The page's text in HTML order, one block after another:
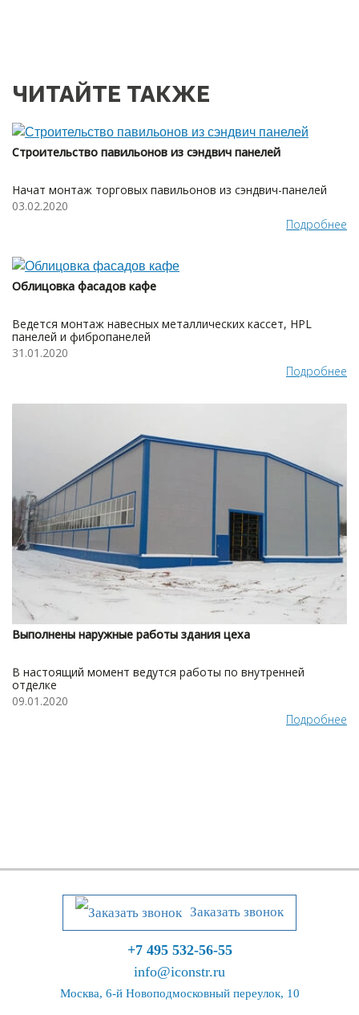
ЧИТАЙТЕ ТАКЖЕ
Строительство павильонов из сэндвич панелей
Начат монтаж торговых павильонов из сэндвич-панелей
03.02.2020
Подробнее
Облицовка фасадов кафе
Ведется монтаж навесных металлических кассет, HPL
панелей и фибропанелей
31.01.2020
Подробнее
Выполнены наружные работы здания цеха
В настоящий момент ведутся работы по внутренней
отделке
09.01.2020
Подробнее
Заказать звонок
+7 495 532-56-55
info@iconstr.ru
Москва, 6-й Новоподмосковный переулок, 10